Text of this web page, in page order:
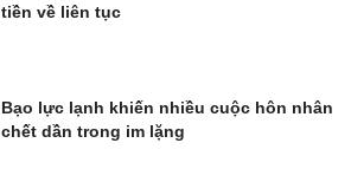
tiền về liên tục
Bạo lực lạnh khiến nhiều cuộc hôn nhân
chết dần trong im lặng